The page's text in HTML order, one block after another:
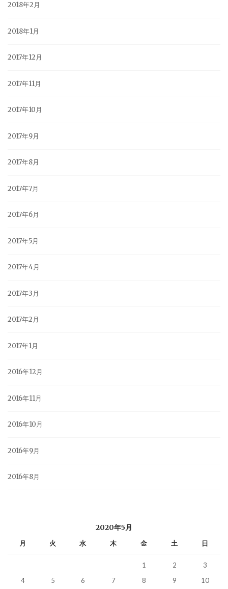
2018年2月
2018年1月
2017年12月
2017年11月
2017年10月
2017年9月
2017年8月
2017年7月
2017年6月
2017年5月
2017年4月
2017年3月
2017年2月
2017年1月
2016年12月
2016年11月
2016年10月
2016年9月
2016年8月
2020年5月
月 火 水 木 金 土 日
1 2
3
4
5 6 7 8 9 10